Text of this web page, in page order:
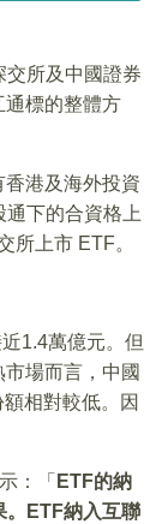
交所及中國證券
通標的整體方
港及海外投資
下的合資格上
所上市 ETF。
1.4萬億元。但
場而言，中國
相對較低。因
：「 ETF的納
。ETF納入互聯